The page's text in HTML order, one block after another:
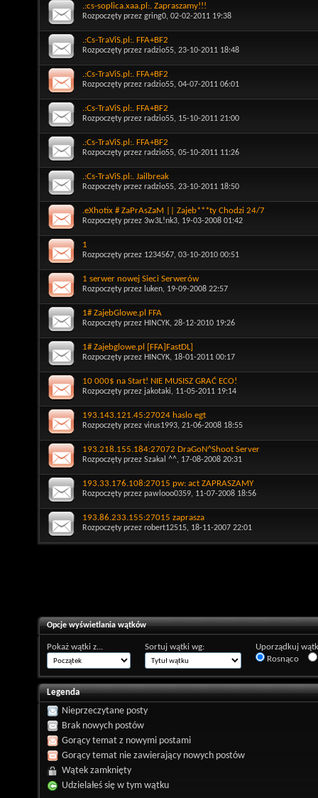
.:cs-soplica.xaa.pl:. Zapraszamy!!!
Rozpoczęty przez gring0, 02-02-2011 19:38
.:Cs-TraViS.pl:. FFA+BF2
Rozpoczęty przez radzio55, 23-10-2011 18:48
.:Cs-TraViS.pl:. FFA+BF2
Rozpoczęty przez radzio55, 04-07-2011 06:01
.:Cs-TraViS.pl:. FFA+BF2
Rozpoczęty przez radzio55, 15-10-2011 21:00
.:Cs-TraViS.pl:. FFA+BF2
Rozpoczęty przez radzio55, 05-10-2011 11:26
.:Cs-TraViS.pl:. Jailbreak
Rozpoczęty przez radzio55, 23-10-2011 18:50
.eXhotix # ZaPrAsZaM || Zajeb***ty Chodzi 24/7
Rozpoczęty przez 3w3L!nk3, 19-03-2008 01:42
1
Rozpoczęty przez 1234567, 03-10-2010 00:51
1 serwer nowej Sieci Serwerów
Rozpoczęty przez luken, 19-09-2008 22:57
1# ZajebGlowe.pl FFA
Rozpoczęty przez HINCYK, 28-12-2010 19:26
1# Zajebglowe.pl [FFA]FastDL]
Rozpoczęty przez HINCYK, 18-01-2011 00:17
10 000$ na Start! NIE MUSISZ GRAĆ ECO!
Rozpoczęty przez jakotaki, 11-05-2011 19:14
193.143.121.45:27024 haslo egt
Rozpoczęty przez virus1993, 21-06-2008 18:55
193.218.155.184:27072 DraGoN^Shoot Server
Rozpoczęty przez Szakal ^^, 17-08-2008 20:31
193.33.176.108:27015 pw: act ZAPRASZAMY
Rozpoczęty przez pawlooo0359, 11-07-2008 18:56
193.86.233.155:27015 zaprasza
Rozpoczęty przez robert12515, 18-11-2007 22:01
Opcje wyświetlania wątków
Pokaż wątki z... Sortuj wątki wg:
Uporządkuj
Rosnąco
Legenda
Nieprzeczytane posty
Brak nowych postów
Gorący temat z nowymi postami
Gorący temat nie zawierający nowych postów
Wątek zamknięty
Udzielałeś się w tym wątku